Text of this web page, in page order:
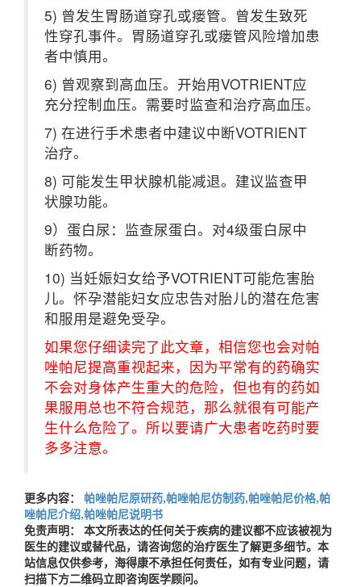
5) 曾发生胃肠道穿孔或瘘管。曾发生致死
性穿孔事件。胃肠道穿孔或瘘管风险增加患
者中慎用。
6) 曾观察到高血压。开始用VOTRIENT应
充分控制血压。需要时监查和治疗高血压。
7) 在进行手术患者中建议中断VOTRIENT
治疗。
8) 可能发生甲状腺机能减退。建议监查甲
状腺功能。
9）蛋白尿：监查尿蛋白。对4级蛋白尿中
断药物。
10) 当妊娠妇女给予VOTRIENT可能危害胎
儿。怀孕潜能妇女应忠告对胎儿的潜在危害
和服用是避免受孕。
如果您仔细读完了此文章，相信您也会对帕
唑帕尼提高重视起来，因为平常有的药确实
不会对身体产生重大的危险，但也有的药如
果服用总也不符合规范，那么就很有可能产
生什么危险了。所以要请广大患者吃药时要
多多注意。
更多内容：
帕唑帕尼原研药,帕唑帕尼仿制药,帕唑帕尼价格,帕
唑帕尼介绍,帕唑帕尼说明书
免责声明： 本文所表达的任何关于疾病的建议都不应该被视为
医生的建议或替代品，请咨询您的治疗医生了解更多细节。本
站信息仅供参考，海得康不承担任何责任，如有专业问题，请
扫描下方二维码立即咨询医学顾问。